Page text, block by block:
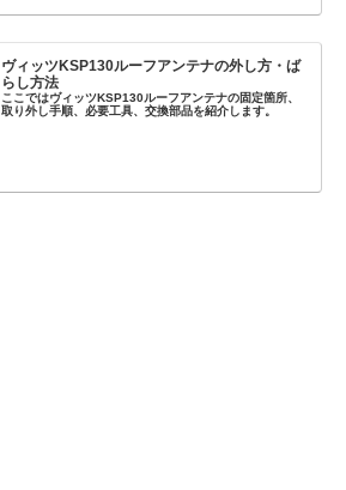
ヴィッツKSP130ルーフアンテナの外し方・ば
らし方法
ここではヴィッツKSP130ルーフアンテナの固定箇所、
取り外し手順、必要工具、交換部品を紹介します。